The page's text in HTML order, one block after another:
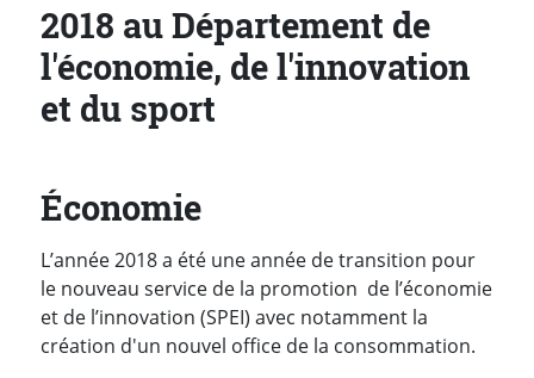
2018 au Département de
l'économie, de l'innovation
et du sport
Économie
L’année 2018 a été une année de transition pour
le nouveau service de la promotion de l’économie
et de l’innovation (SPEI) avec notamment la
création d'un nouvel office de la consommation.